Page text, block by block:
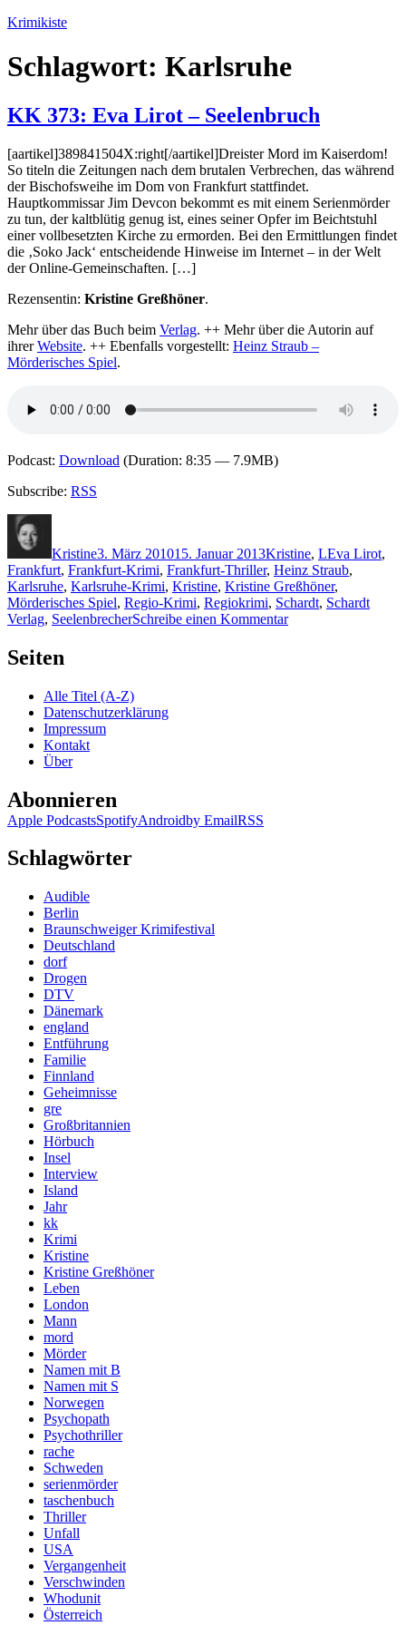
Zum
springen
Krimikiste
Schlagwort: Karlsruhe
KK 373: Eva Lirot – Seelenbruch
[aartikel]389841504X:right[/aartikel]Dreister Mord im Kaiserdom!
So titeln die Zeitungen nach dem brutalen Verbrechen, das während
der Bischofsweihe im Dom von Frankfurt stattfindet.
Hauptkommissar Jim Devcon bekommt es mit einem Serienmörder
zu tun, der kaltblütig genug ist, eines seiner Opfer im Beichtstuhl
einer vollbesetzten Kirche zu ermorden. Bei den Ermittlungen findet
die ‚Soko Jack‘ entscheidende Hinweise im Internet – in der Welt
der Online-Gemeinschaften. […]
Rezensentin: Kristine Greßhöner.
Mehr über das Buch beim Verlag. ++ Mehr über die Autorin auf
ihrerWebsite. ++ Ebenfalls vorgestellt: Heinz Straub –
Mörderisches Spiel.
Podcast: Download (Duration: 8:35 — 7.9MB)
Subscribe: RSS
Kristine3. März 201015. Januar 2013Kristine, LEva Lirot,
Frankfurt, Frankfurt-Krimi, Frankfurt-Thriller, Heinz Straub,
Karlsruhe, Karlsruhe-Krimi, Kristine, Kristine Greßhöner,
Mörderisches Spiel, Regio-Krimi, Regiokrimi, Schardt, Schardt
Verlag, SeelenbrecherSchreibe einen Kommentarzu
Seiten
Alle Titel (A-Z)
Datenschutzerklärung
Impressum
Kontakt
Über
Abonnieren
Apple PodcastsSpotifyAndroidby EmailRSS
Schlagwörter
Audible
Berlin
Braunschweiger Krimifestival
Deutschland
dorf
Drogen
DTV
Dänemark
england
Entführung
Familie
Finnland
Geheimnisse
gre
Großbritannien
Hörbuch
Insel
Interview
Island
Jahr
kk
Krimi
Kristine
Kristine Greßhöner
Leben
London
Mann
mord
Mörder
Namen mit B
Namen mit S
Norwegen
Psychopath
Psychothriller
rache
Schweden
serienmörder
taschenbuch
Thriller
Unfall
USA
Vergangenheit
Verschwinden
Whodunit
Österreich